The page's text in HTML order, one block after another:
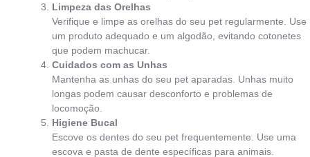
Limpeza das Orelhas
Verifique e limpe as orelhas do seu pet regularmente. Use
um produto adequado e um algodão, evitando cotonetes
que podem machucar.
Cuidados com as Unhas
Mantenha as unhas do seu pet aparadas. Unhas muito
longas podem causar desconforto e problemas de
locomoção.
Higiene Bucal
Escove os dentes do seu pet frequentemente. Use uma
escova e pasta de dente específicas para animais.